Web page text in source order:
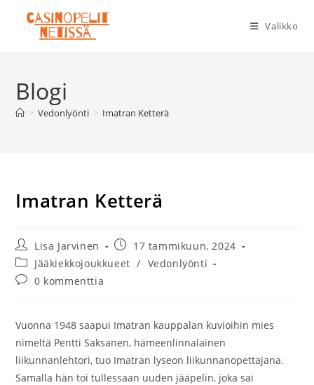
suoraan
sisältöön
Valikko
Blogi
> Vedonlyönti > Imatran Ketterä
Imatran Ketterä
Artikkelin
kirjoittaja:
Lisa Jarvinen
Artikkeli
julkaistu:
17 tammikuun, 2024
Artikkelin
kategoria:
Jääkiekkojoukkueet / Vedonlyönti
Artikkelin
0 kommenttia
Vuonna 1948 saapui Imatran kauppalan kuvioihin mies
nimeltä Pentti Saksanen, hämeenlinnalainen
liikunnanlehtori, tuo Imatran lyseon liikunnanopettajana.
Samalla hän toi tullessaan uuden jääpelin, joka sai